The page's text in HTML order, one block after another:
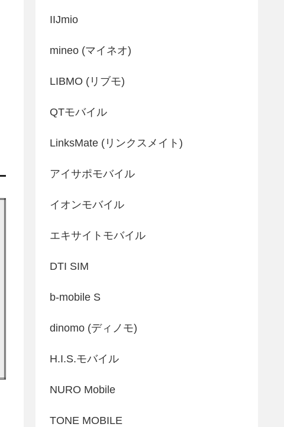
IIJmio
mineo (マイネオ)
LIBMO (リブモ)
QTモバイル
LinksMate (リンクスメイト)
アイサポモバイル
イオンモバイル
エキサイトモバイル
DTI SIM
b-mobile S
dinomo (ディノモ)
H.I.S.モバイル
NURO Mobile
TONE MOBILE